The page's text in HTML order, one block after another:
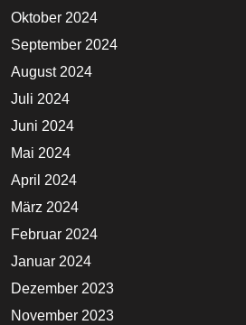
Oktober 2024
September 2024
August 2024
Juli 2024
Juni 2024
Mai 2024
April 2024
März 2024
Februar 2024
Januar 2024
Dezember 2023
November 2023